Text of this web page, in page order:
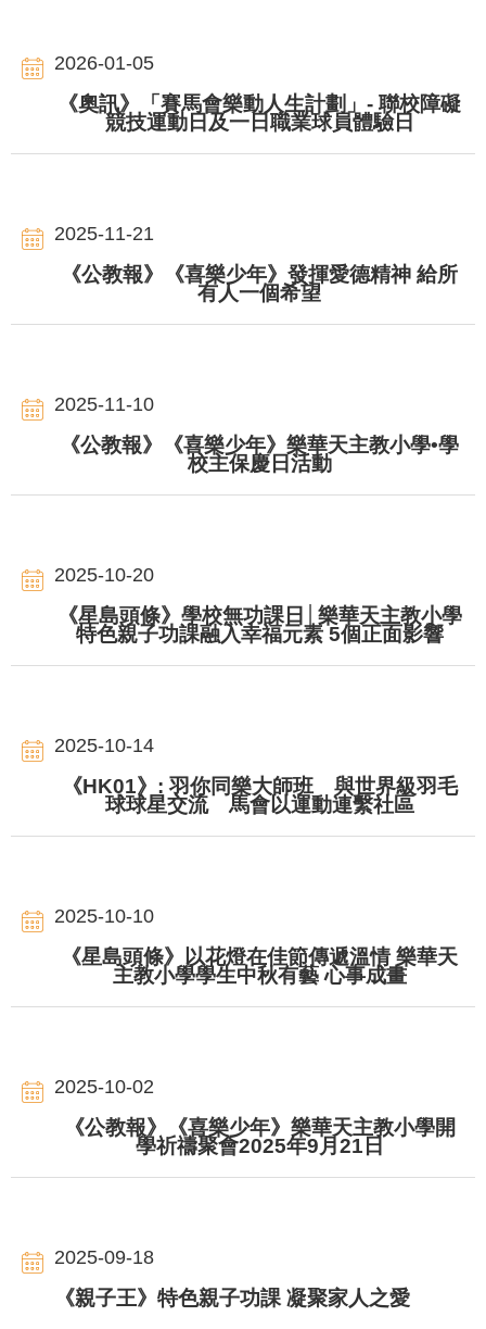
2026-01-05
《奧訊》「賽馬會樂動人生計劃」- 聯校障礙
競技運動日及一日職業球員體驗日
2025-11-21
《公教報》《喜樂少年》發揮愛德精神 給所
有人一個希望
2025-11-10
《公教報》《喜樂少年》樂華天主教小學•學
校主保慶日活動
2025-10-20
《星島頭條》學校無功課日│樂華天主教小學
特色親子功課融入幸福元素 5個正面影響
2025-10-14
《HK01》: 羽你同樂大師班 與世界級羽毛
球球星交流 馬會以運動連繫社區
2025-10-10
《星島頭條》以花燈在佳節傳遞溫情 樂華天
主教小學學生中秋有藝 心事成畫
2025-10-02
《公教報》《喜樂少年》樂華天主教小學開
學祈禱聚會2025年9月21日
2025-09-18
《親子王》特色親子功課 凝聚家人之愛